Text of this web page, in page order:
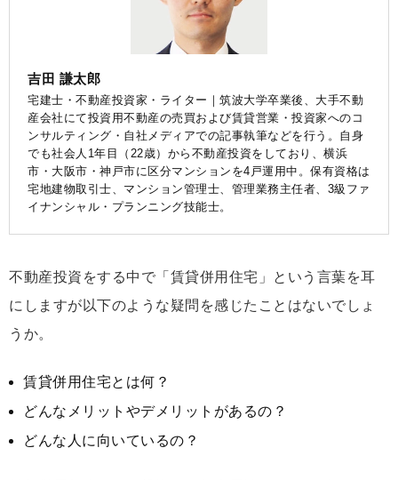
吉田 謙太郎
宅建士・不動産投資家・ライター｜筑波大学卒業後、大手不動
産会社にて投資用不動産の売買および賃貸営業・投資家へのコ
ンサルティング・自社メディアでの記事執筆などを行う。自身
でも社会人1年目（22歳）から不動産投資をしており、横浜
市・大阪市・神戸市に区分マンションを4戸運用中。保有資格は
宅地建物取引士、マンション管理士、管理業務主任者、3級ファ
イナンシャル・プランニング技能士。
不動産投資をする中で「賃貸併用住宅」という言葉を耳
にしますが以下のような疑問を感じたことはないでしょ
うか。
賃貸併用住宅とは何？
どんなメリットやデメリットがあるの？
どんな人に向いているの？